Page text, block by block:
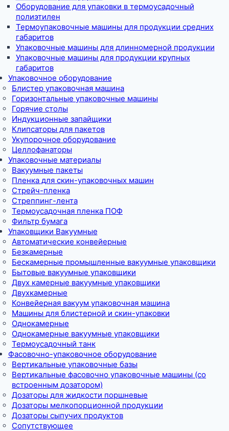
Оборудование для упаковки в термоусадочный
полиэтилен
Термоупаковочные машины для продукции средних
габаритов
Упаковочные машины для длинномерной продукции
Упаковочные машины для продукции крупных
габаритов
Упаковочное оборудование
Блистер упаковочная машина
Горизонтальные упаковочные машины
Горячие столы
Индукционные запайщики
Клипсаторы для пакетов
Укупорочное оборудование
Целлофанаторы
Упаковочные материалы
Вакуумные пакеты
Пленка для скин-упаковочных машин
Стрейч-пленка
Стреппинг-лента
Термоусадочная пленка ПОФ
Фильтр бумага
Упаковщики Вакуумные
Автоматические конвейерные
Безкамерные
Бескамерные промышленные вакуумные упаковщики
Бытовые вакуумные упаковщики
Двух камерные вакуумные упаковщики
Двухкамерные
Конвейерная вакуум упаковочная машина
Машины для блистерной и скин-упаковки
Однокамерные
Однокамерные вакуумные упаковщики
Термоусадочный танк
Фасовочно-упаковочное оборудование
Вертикальные упаковочные базы
Вертикальные фасовочно упаковочные машины (со
встроенным дозатором)
Дозаторы для жидкости поршневые
Дозаторы мелкопорционной продукции
Дозаторы сыпучих продуктов
Сопутствующее